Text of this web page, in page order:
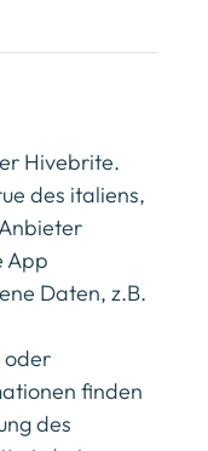
​Hivebrite​.
des italiens,
App
Daten, z.B.
oder
finden
des